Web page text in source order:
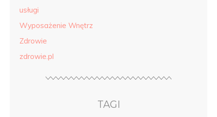
usługi
Wyposażenie Wnętrz
Zdrowie
zdrowie.pl
TAGI